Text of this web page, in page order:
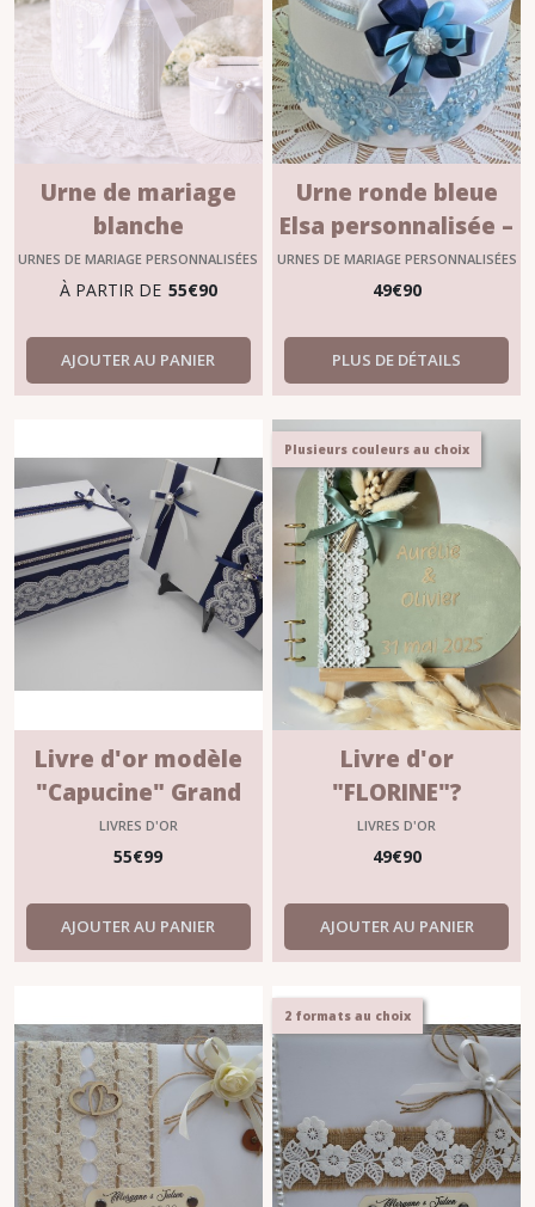
Urne de mariage
blanche
personnalisable
Chanelle – 3 formats
URNES DE MARIAGE PERSONNALISÉES
À PARTIR DE 55€90
AJOUTER AU PANIER
Urne ronde bleue
Elsa personnalisée –
Mariage, baptême,
anniversaire
URNES DE MARIAGE PERSONNALISÉES
49€90
PLUS DE DÉTAILS
Livre d'or modèle
"Capucine" Grand
format
LIVRES D'OR
55€99
AJOUTER AU PANIER
Plusieurs couleurs au choix
Livre d'or
"FLORINE"?
LIVRES D'OR
49€90
AJOUTER AU PANIER
2 formats au choix